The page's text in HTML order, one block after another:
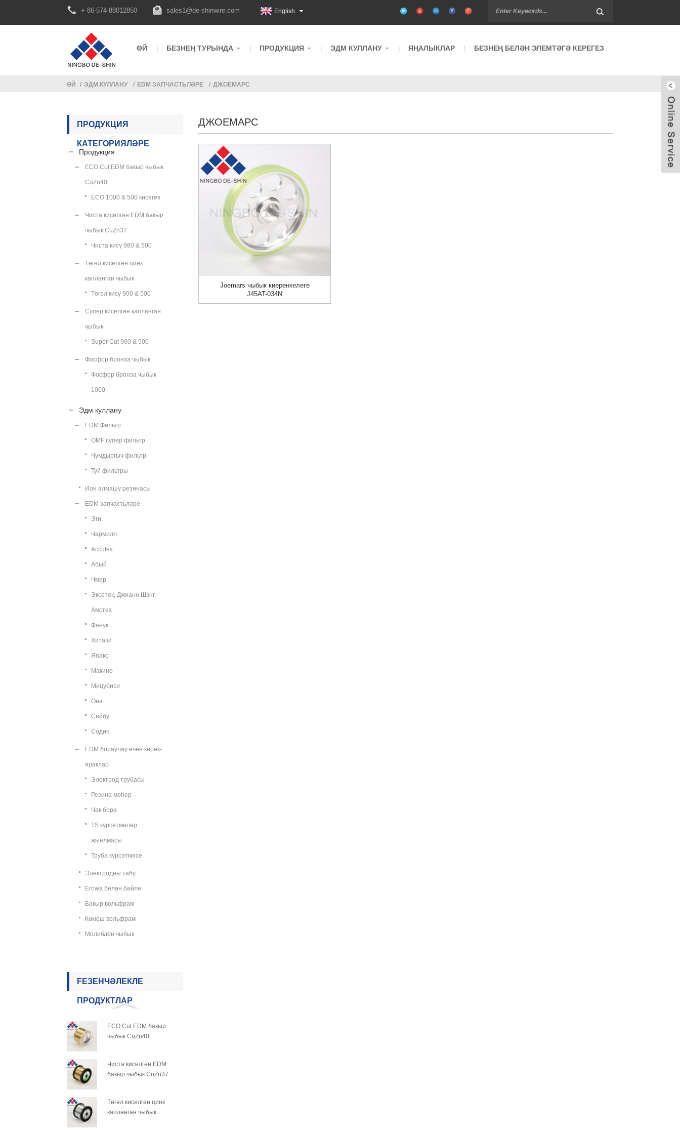
+ 86-574-88012850 sales1@de-shinwire.com English
ӨЙ БЕЗНЕҢ ТУРЫНДА ПРОДУКЦИЯ ЭДМ КУЛЛАНУ ЯҢАЛЫКЛАР БЕЗНЕҢ БЕЛӘН ЭЛЕМТӘГӘ КЕРЕГЕЗ
ӨЙ ЭДМ КУЛЛАНУ EDM ЗАПЧАСТЬЛӘРЕ ДЖОЕМАРС
ПРОДУКЦИЯ
КАТЕГОРИЯЛӘРЕ
Продукция
ECO Cut EDM бакыр чыбык
CuZn40
ECO 1000 & 500 кисегез
Чиста киселгән EDM бакыр
чыбык CuZn37
Чиста кисү 980 & 500
Төгәл киселгән цинк
капланган чыбык
Төгәл кисү 900 & 500
Супер киселгән капланган
чыбык
Super Cut 900 & 500
Фосфор бронза чыбык
Фосфор бронза чыбык
1000
Эдм куллану
EDM Фильтр
OMF супер фильтр
Чумдыргыч фильтр
Туй фильтры
Ион алмашу резинасы
EDM запчастьләре
Эги
Чармилл
Accutex
Абый
Чмер
Эксетек, Джианн Шэнг,
Амстех
Фанук
Хитачи
Япакс
Макино
Мицубиси
Она
Сейбу
Содик
EDM бораулау өчен кирәк-
яраклар
Электрод трубасы
Резина мөһер
Чак бора
TS күрсәтмәләр
җыелмасы
Труба күрсәтмәсе
Электродны табу
Erowa белән бәйле
Бакыр вольфрам
Көмеш вольфрам
Молибден чыбык
FEЗЕНЧӘЛЕКЛЕ
ПРОДУКТЛАР
ECO Cut EDM бакыр
чыбык CuZn40
Чиста киселгән EDM
бакыр чыбык CuZn37
Төгәл киселгән цинк
капланган чыбык
ДЖОЕМАРС
Joemars чыбык киеренкелеге
J45AT-034N